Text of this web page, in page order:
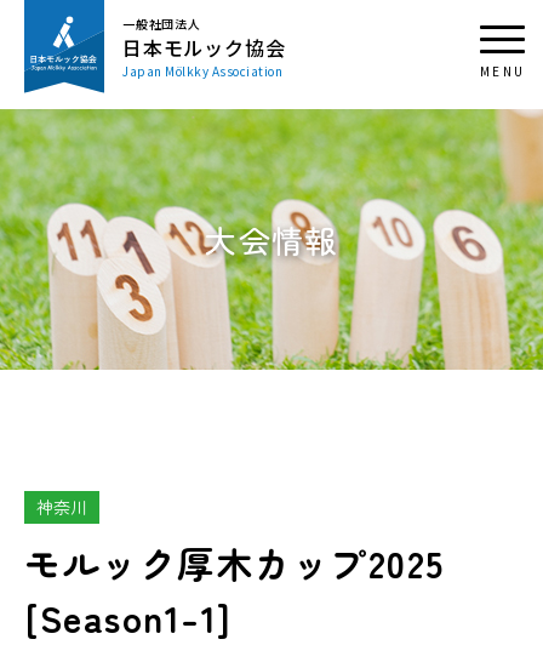
一般社団法人
日本モルック協会
Japan Mölkky Association
大会情報
神奈川
モルック厚木カップ2025
[Season1-1]